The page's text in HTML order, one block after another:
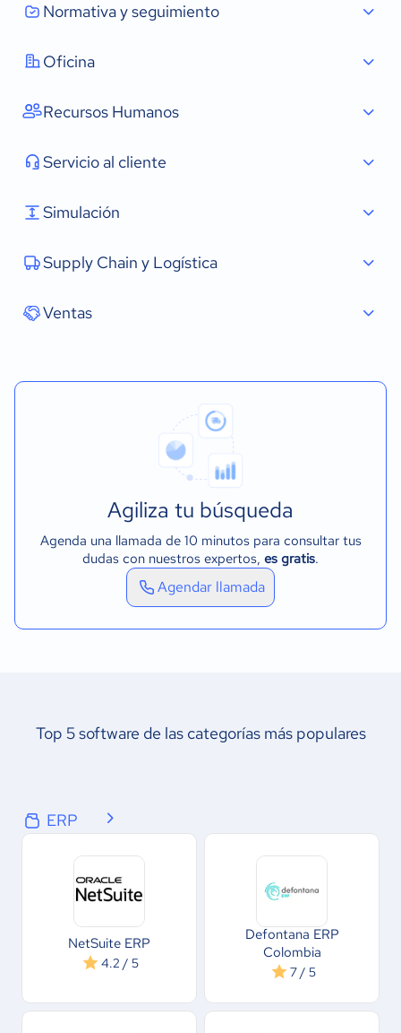
Normativa y seguimiento
Oficina
Recursos Humanos
Servicio al cliente
Simulación
Supply Chain y Logística
Ventas
Agiliza tu búsqueda
Agenda una llamada de 10 minutos para consultar tus
dudas con nuestros expertos, es gratis.
Agendar llamada
Top 5 software de las categorías más populares
ERP
NetSuite ERP
4.2 / 5
Defontana ERP
Colombia
7 / 5